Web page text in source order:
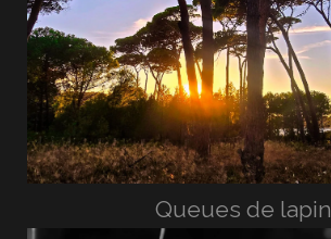
Queues de lapin